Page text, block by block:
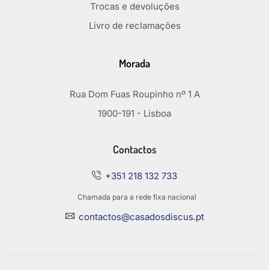
Trocas e devoluções
Livro de reclamações
Morada
Rua Dom Fuas Roupinho nº 1 A
1900-191 - Lisboa
Contactos
+351 218 132 733
Chamada para a rede fixa nacional
contactos@casadosdiscus.pt